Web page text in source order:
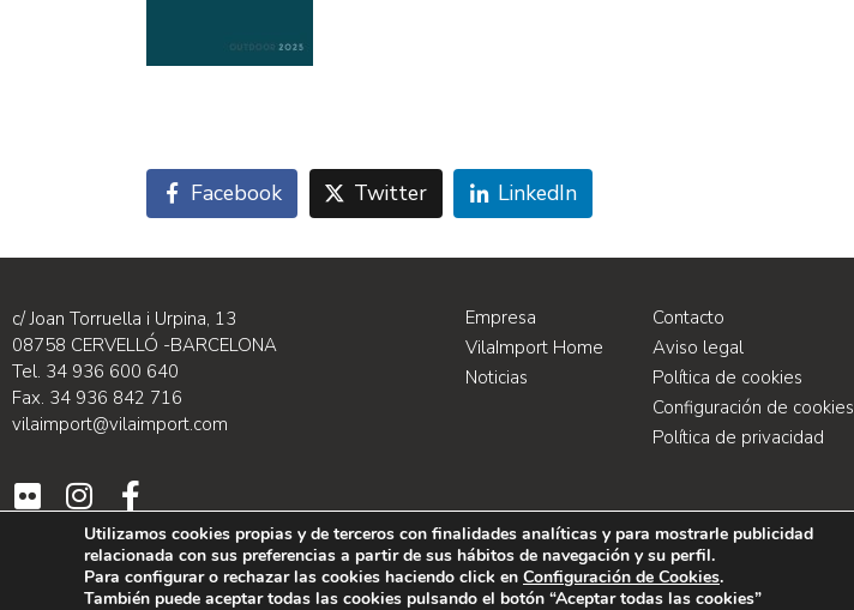
Facebook Twitter LinkedIn
c/ Joan Torruella i Urpina, 13
08758 CERVELLÓ -BARCELONA
Tel. 34 936 600 640
Fax. 34 936 842 716
vilaimport@vilaimport.com
Empresa
VilaImport Home
Noticias
Contacto
Aviso legal
Política de cookies
Configuración de cookies
Política de privacidad
Web developed by PIMEC
Utilizamos cookies propias y de terceros con finalidades analíticas y para mostrarle publicidad
relacionada con sus preferencias a partir de sus hábitos de navegación y su perfil.
Para configurar o rechazar las cookies haciendo click en Configuración de Cookies.
También puede aceptar todas las cookies pulsando el botón “Aceptar todas las cookies”